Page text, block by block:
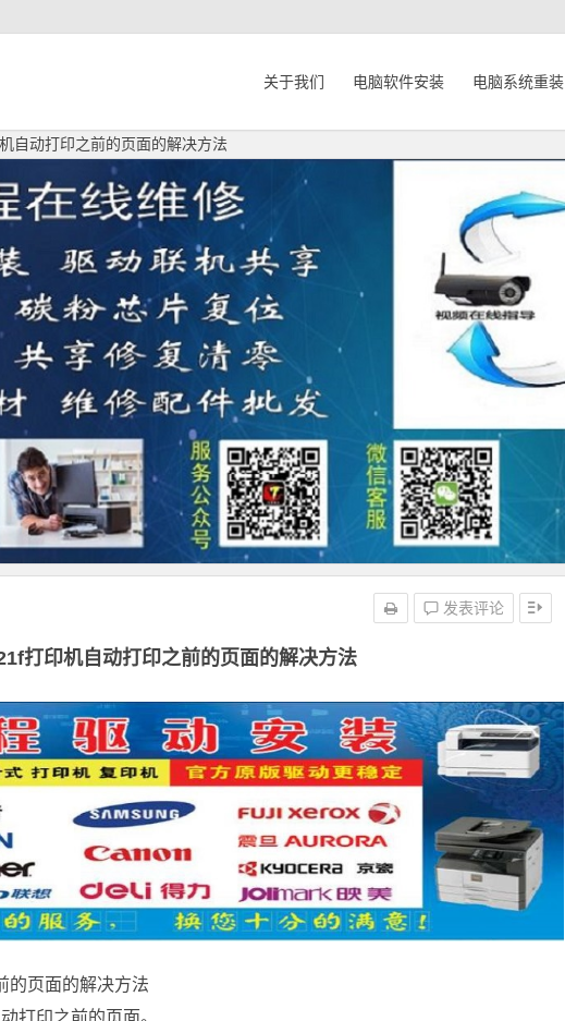
关于我们 电脑软件安装 电脑系统重装
自动打印之前的页面的解决方法
打印机自动打印之前的页面的解决方法
发表评论
的页面的解决方法
打印之前的页面。